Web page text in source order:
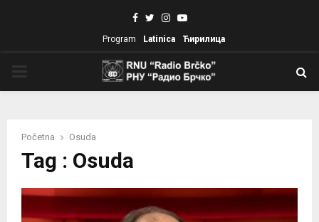
Facebook
TwitterInstagram
Youtube
Program Latinica Ћирилица
Početna Osuda
Tag : Osuda